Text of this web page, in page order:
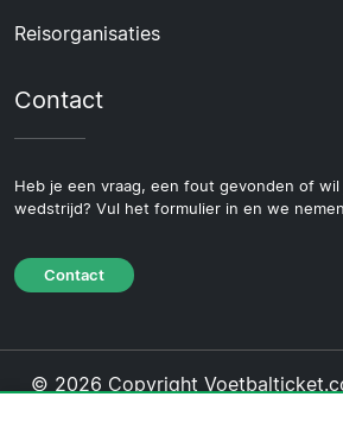
Reisorganisaties
Contact
Heb je een vraag, een fout gevonden of
wedstrijd? Vul het formulier in en we
Contact
© 2026 Copyright